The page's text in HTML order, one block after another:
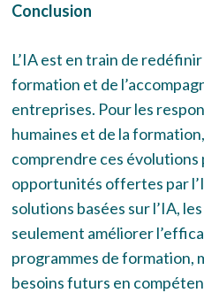
Conclusion
L’IA est en train de
formation et de
entreprises. Pour les
humaines et de la
comprendre ces
opportunités offertes par
solutions basées sur l’IA,
seulement améliorer
programmes de formation,
besoins futurs en